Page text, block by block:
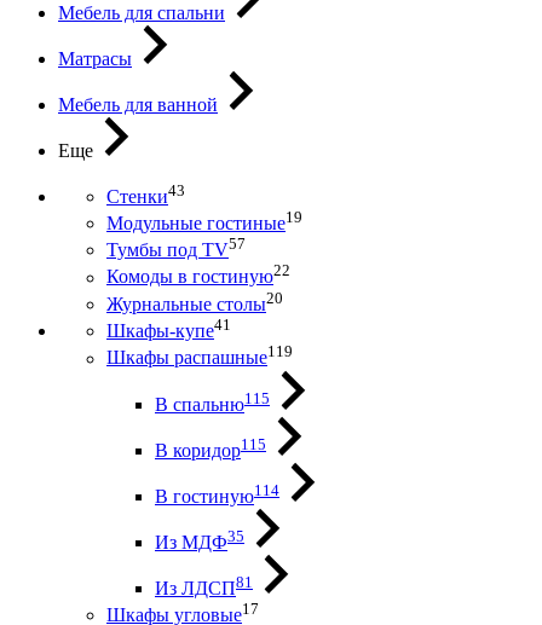
Мебель для спальни
Матрасы
Мебель для ванной
Еще
Стенки43
Модульные гостиные19
Тумбы под ТV57
Комоды в гостиную22
Журнальные столы20
Шкафы-купе41
Шкафы распашные119
В спальню115
В коридор115
В гостиную114
Из МДФ35
Из ЛДСП81
Шкафы угловые17